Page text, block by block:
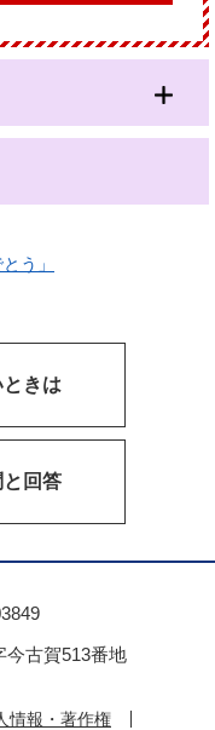
う」
きは
と回答
古賀513番地
情報・著作権